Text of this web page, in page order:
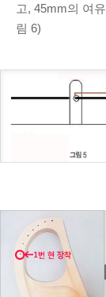
고, 45mm의 여
림 6)